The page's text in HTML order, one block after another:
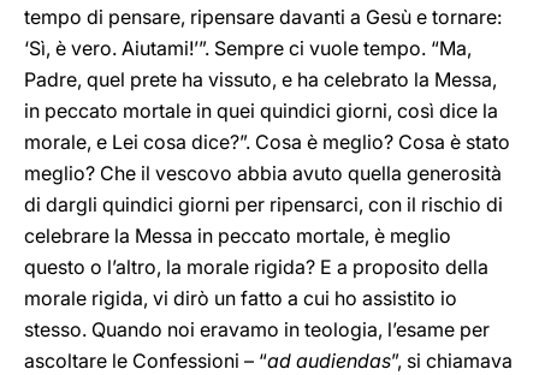
tempo di pensare, ripensare davanti a Gesù e tornare:
‘Sì, è vero. Aiutami!’”. Sempre ci vuole tempo. “Ma,
Padre, quel prete ha vissuto, e ha celebrato la Messa,
in peccato mortale in quei quindici giorni, così dice la
morale, e Lei cosa dice?”. Cosa è meglio? Cosa è stato
meglio? Che il vescovo abbia avuto quella generosità
di dargli quindici giorni per ripensarci, con il rischio di
celebrare la Messa in peccato mortale, è meglio
questo o l’altro, la morale rigida? E a proposito della
morale rigida, vi dirò un fatto a cui ho assistito io
stesso. Quando noi eravamo in teologia, l’esame per
ascoltare le Confessioni – “ad audiendas”, si chiamava